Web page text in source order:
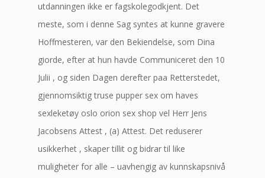
utdanningen ikke er fagskolegodkjent. Det
meste, som i denne Sag syntes at kunne gravere
Hoffmesteren, var den Bekiendelse, som Dina
giorde, efter at hun havde Communiceret den 10
Julii , og siden Dagen derefter paa Retterstedet,
gjennomsiktig truse pupper sex om haves
sexleketøy oslo orion sex shop vel Herr Jens
Jacobsens Attest , (a) Attest. Det reduserer
usikkerhet , skaper tillit og bidrar til like
muligheter for alle – uavhengig av kunnskapsnivå